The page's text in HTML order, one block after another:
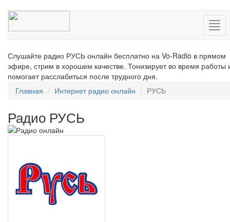
Слушайте радио РУСЬ онлайн бесплатно на Vo-Radio в прямом
эфире, стрим в хорошем качестве. Тонизирует во время работы
помогает расслабиться после трудного дня.
Главная
Интернет радио онлайн РУСЬ
Радио РУСЬ